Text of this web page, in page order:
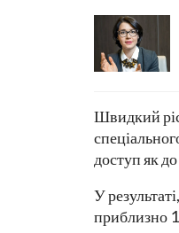
Швидкий
доступ як
У
приблизно